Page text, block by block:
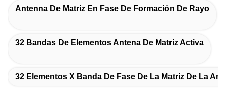
Antenna De Matriz En Fase De Formación De Rayo
32 Bandas De Elementos Antena De Matriz Activa
32 Elementos X Banda De Fase De La Matriz De La